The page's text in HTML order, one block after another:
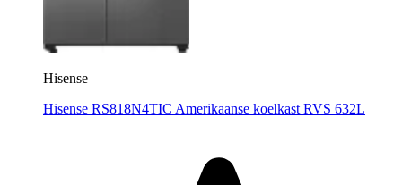
Hisense
Hisense RS818N4TIC Amerikaanse koelkast RVS 632L